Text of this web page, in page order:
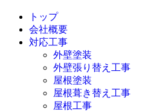
トップ
会社概要
対応工事
外壁塗装
外壁張り替え工事
屋根塗装
屋根葺き替え工事
屋根工事